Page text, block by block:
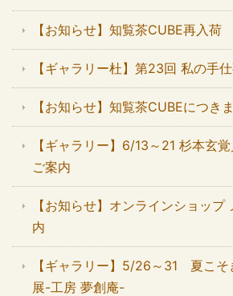
【お知らせ】知覧茶CUBE再入荷
【ギャラリー杜】第23回 私の手
【お知らせ】知覧茶CUBEにつ
【ギャラリー】6/13～21 杉本玄
ご案内
【お知らせ】オンラインショッ
内
【ギャラリー】5/26～31 夏こそ
展-工房 夢創庵-